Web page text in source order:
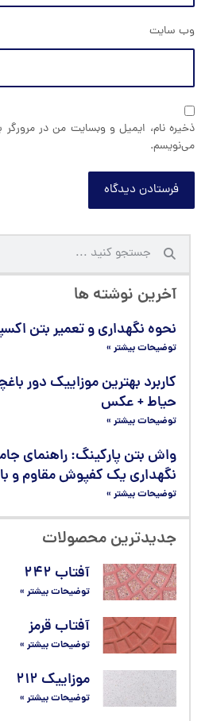
آخرین نوشته ها
نحوه نگهداری و تعمیر بتن
توضیحات بیشتر »
کاربرد بهترین موزاییک دور
حیاط + عکس
توضیحات بیشتر »
واش بتن پارکینگ: راهنمای
نگهداری یک کفپوش مقاوم و
توضیحات بیشتر »
جدیدترین محصولات
آفتاب ۲۴۲
توضیحات بیشتر »
آفتاب قرمز
توضیحات بیشتر »
موزاییک ۲۱۲
توضیحات بیشتر »
وب‌ سایت
ذخیره نام، ایمیل و وبسایت من در مرورگر
می‌نویسم.
فرستادن دیدگاه